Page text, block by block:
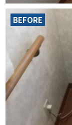
BEFORE